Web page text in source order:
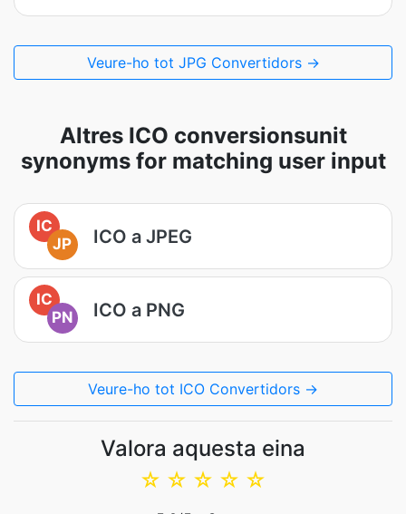
Veure-ho tot JPG Convertidors →
Altres ICO conversionsunit
synonyms for matching user input
IC
JP
ICO a JPEG
IC
PN
ICO a PNG
Veure-ho tot ICO Convertidors →
Valora aquesta eina
☆
☆
☆
☆
☆